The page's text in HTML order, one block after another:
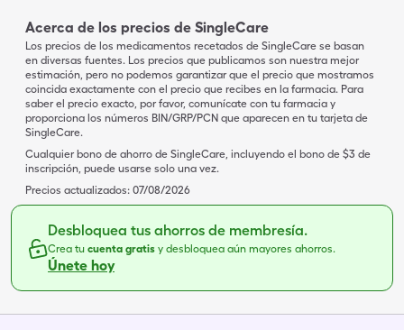
Acerca de los precios de SingleCare
Los precios de los medicamentos recetados de SingleCare se basan
en diversas fuentes. Los precios que publicamos son nuestra mejor
estimación, pero no podemos garantizar que el precio que mostramos
coincida exactamente con el precio que recibes en la farmacia. Para
saber el precio exacto, por favor, comunícate con tu farmacia y
proporciona los números BIN/GRP/PCN que aparecen en tu tarjeta de
SingleCare.
Cualquier bono de ahorro de SingleCare, incluyendo el bono de $3 de
inscripción, puede usarse solo una vez.
Precios actualizados: 07/08/2026
Desbloquea tus ahorros de membresía.
Crea tu cuenta gratis y desbloquea aún mayores ahorros.
Únete hoy